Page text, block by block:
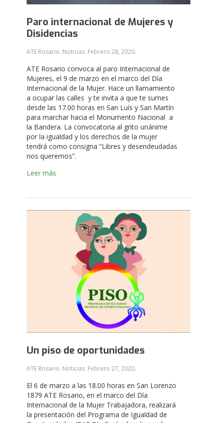
Paro internacional de Mujeres y
Disidencias
ATE Rosario. Noticias. Febrero 28, 2020.
ATE Rosario convoca al paro Internacional de
Mujeres, el 9 de marzo en el marco del Día
Internacional de la Mujer. Hace un llamamiento
a ocupar las calles y te invita a que te sumes
desde las 17.00 horas en San Luís y San Martín
para marchar hacia el Monumento Nacional a
la Bandera. La convocatoria al grito unánime
por la igualdad y los derechos de la mujer
tendrá como consigna “Libres y desendeudadas
nos queremos”.
Leer más
Un piso de oportunidades
ATE Rosario. Noticias. Febrero 27, 2020.
El 6 de marzo a las 18.00 horas en San Lorenzo
1879 ATE Rosario, en el marco del Día
Internacional de la Mujer Trabajadora, realizará
la presentación del Programa de Igualdad de